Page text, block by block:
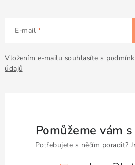
E-mail
Vložením e-mailu souhlasíte s
údajů
Pomůžeme vám
Potřebujete s něčím poradit?